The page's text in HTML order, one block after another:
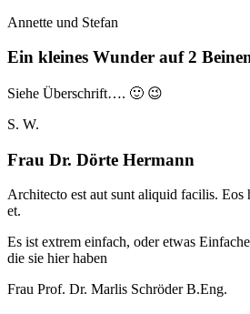
Annette und Stefan
Ein kleines Wunder auf 2
Siehe Überschrift…. 🙂 😉
S. W.
Frau Dr. Dörte Hermann
Architecto est aut sunt aliquid facilis. Eos
et.
Es ist extrem einfach, oder etwas
die sie hier haben
Frau Prof. Dr. Marlis Schröder B.Eng.